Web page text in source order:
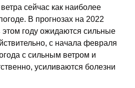
сейчас как наиболее
В прогнозах на 2022
этом году ожидаются сильные
с начала февраля
с сильным ветром и
усиливаются болезни